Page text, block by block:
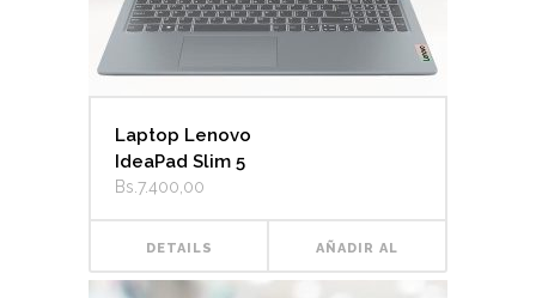
Laptop Lenovo
IdeaPad Slim 5
Bs. 7.400,00
DETAILS AÑADIR AL